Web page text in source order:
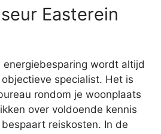
Easterein
wordt altijd
specialist. Het is
rondom je woonplaats
over voldoende kennis
reiskosten. In de